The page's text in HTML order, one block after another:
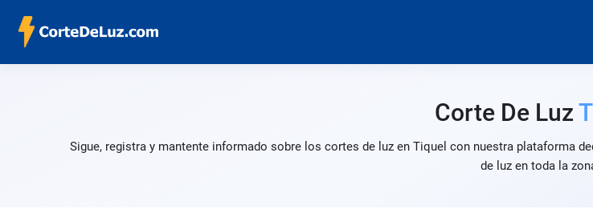
Corte De Luz
Sigue, registra y mantente informado sobre los cortes de luz en Tiquel con nuestra plataforma
de luz en toda la